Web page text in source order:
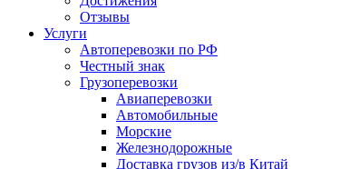
Отзывы
Услуги
Автоперевозки по РФ
Честный знак
Грузоперевозки
Авиаперевозки
Автомобильные
Морские
Железнодорожные
Доставка грузов из/в Китай